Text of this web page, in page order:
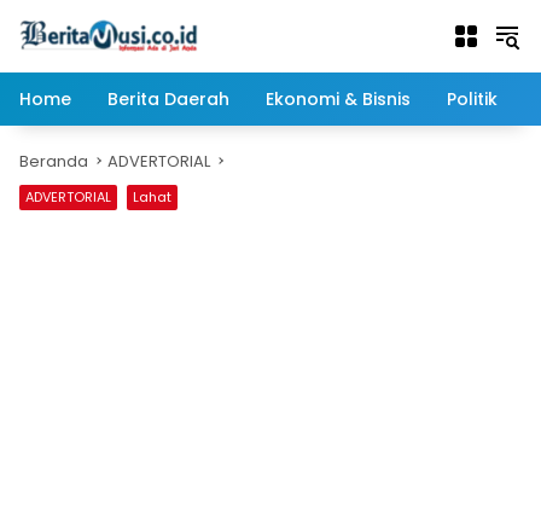
Home
Berita Daerah Ekonomi & Bisnis Politik
Beranda ADVERTORIAL
ADVERTORIAL Lahat